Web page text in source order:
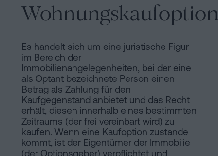
Manifest
und
notarielle
Links
von
Interesse
eine
ohne
Wohnbescheinigung
unterschreiben?
Kontaktieren
Wohnungskaufoption
Es handelt sich um eine juristische Figur
im Bereich der
Immobilienangelegenheiten, bei der eine
als Optant bezeichnete Person einen
Betrag als Zahlung für den
Kaufgegenstand anbietet und das Recht
erhält, diesen innerhalb eines bestimmten
Zeitraums (der frei vereinbart wird) zu
kaufen. Wenn eine Kaufoption zustande
kommt, ist der Eigentümer der Immobilie
(der Optionsgeber) verpflichtet und